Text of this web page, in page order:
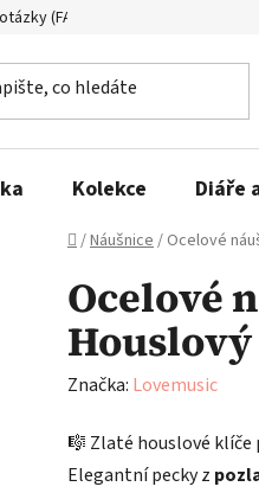
(FAQ)
Kolekce Diáře
Domů
/Náušnice/ Ocelové
Ocelové
Značka: Lovemusic
🎼 Zlaté houslové
Elegantní pecky z